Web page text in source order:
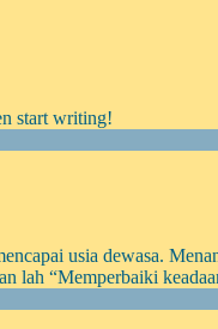
start writing!
usia dewasa.
lah “Memperbaiki